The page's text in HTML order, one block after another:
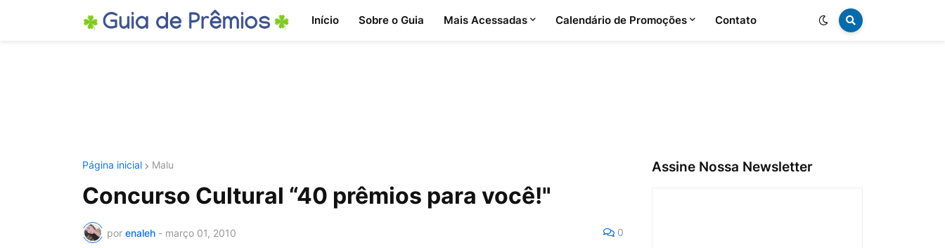
Início Sobre o Guia Mais Acessadas Calendário de Promoções Contato
Página inicial Malu
Concurso Cultural “40 prêmios para você!"
por enaleh - março 01, 2010 0
Assine Nossa Newsletter